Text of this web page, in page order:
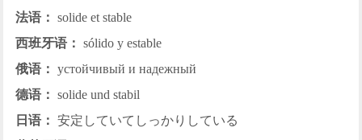
法语： solide et stable
西班牙语： sólido y estable
俄语： устойчивый и надежный
德语： solide und stabil
日语： 安定していてしっかりしている